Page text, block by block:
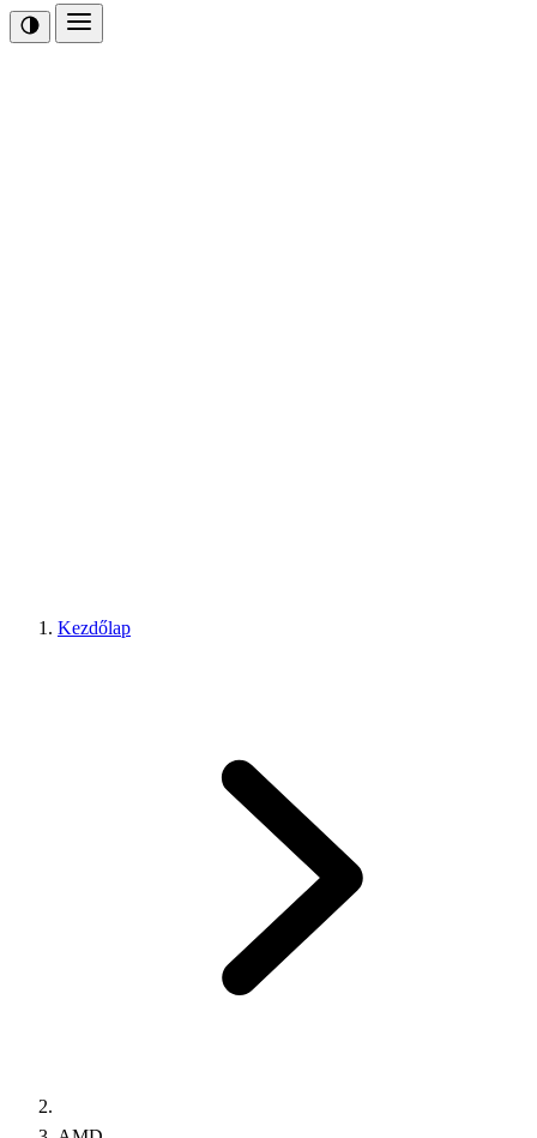
Kezdőlap